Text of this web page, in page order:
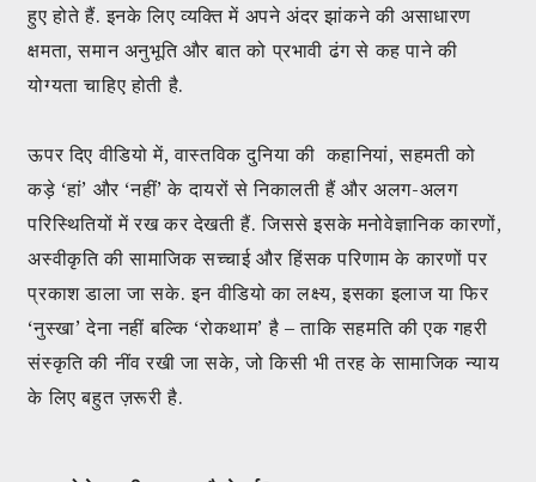
हुए होते हैं. इनके लिए व्यक्ति में अपने अंदर झांकने की असाधारण
क्षमता, समान अनुभूति और बात को प्रभावी ढंग से कह पाने की
योग्यता चाहिए होती है.
ऊपर दिए वीडियो में, वास्तविक दुनिया की कहानियां, सहमती को
कड़े ‘हां’ और ‘नहीं’ के दायरों से निकालती हैं और अलग-अलग
परिस्थितियों में रख कर देखती हैं. जिससे इसके मनोवेज्ञानिक कारणों,
अस्वीकृति की सामाजिक सच्चाई और हिंसक परिणाम के कारणों पर
प्रकाश डाला जा सके. इन वीडियो का लक्ष्य, इसका इलाज या फिर
‘नुस्खा’ देना नहीं बल्कि ‘रोकथाम’ है – ताकि सहमति की एक गहरी
संस्कृति की नींव रखी जा सके, जो किसी भी तरह के सामाजिक न्याय
के लिए बहुत ज़रूरी है.